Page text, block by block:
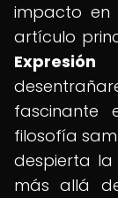
impacto en
artículo
fascinante
filosofía
despierta
más allá